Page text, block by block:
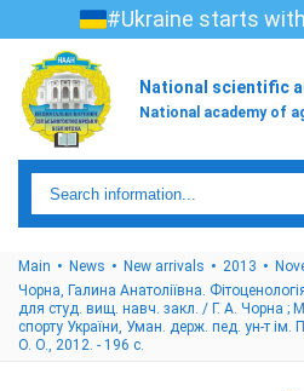
#Ukraine starts
National scientific
National academy of
Main News New arrivals 2013
Чорна, Галина Анатоліївна.
для студ. вищ. навч. закл. / Г. А. Чорна ;
спорту України, Уман. держ. пед. ун-т
О. О., 2012. - 196 с.